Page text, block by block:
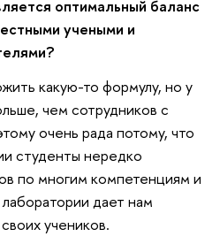
оптимальный баланс
учеными и
какую-то формулу, но у
чем сотрудников с
очень рада потому, что
студенты нередко
по многим компетенциям и
дает нам
учеников.